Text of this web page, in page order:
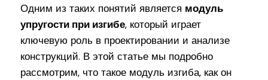
Одним из таких понятий является модуль
упругости при изгибе, который играет
ключевую роль в проектировании и анализе
конструкций. В этой статье мы подробно
рассмотрим, что такое модуль изгиба, как он